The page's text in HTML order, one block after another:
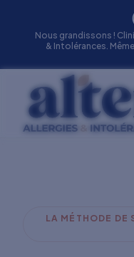
Nous grandissons !
& Intolérances.
LA MÉTHODE DE